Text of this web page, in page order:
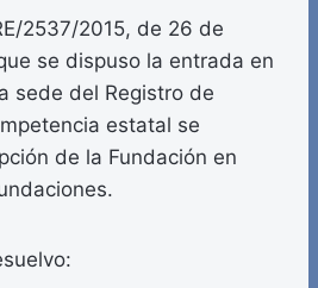
2537/2015, de 26 de
se dispuso la entrada en
sede del Registro de
estatal se
de la Fundación en